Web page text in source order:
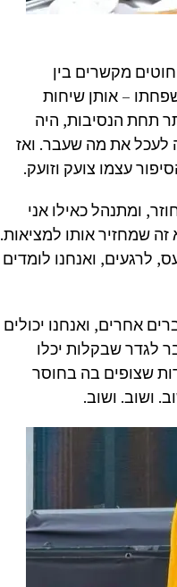
מקשרים בין
– אותן שיחות
תחת הנסיבות, היה
לעכל את מה שעבר. ואז
עצמו צועק וזועק.
ומתנהל כאילו אני
שמחזיר אותו למציאות.
לרגעים, ואנחנו לומדים
אחרים, ואנחנו יכולים
לגדר שבקלות יכלו
שצופים בה בחוסר
ושוב. ושוב.